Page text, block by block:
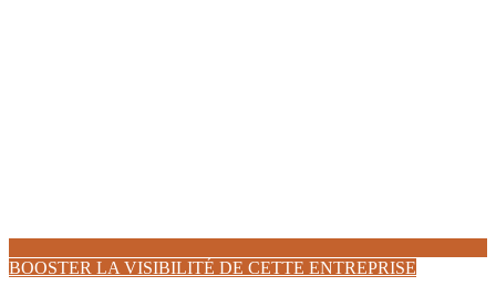
BOOSTER LA VISIBILITÉ DE CETTE ENTREPRISE